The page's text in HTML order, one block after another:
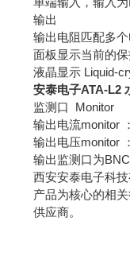
输出
输出电阻匹配多
面板显示当前的
液晶显示 Liquid-
安泰电子ATA-L2
监测口 Monitor
输出电流monitor
输出电压monitor
输出监测口为
西安安泰电子科
产品为核心的相
供应商。